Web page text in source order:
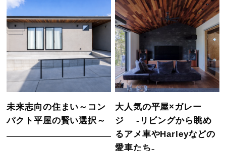
未来志向の住まい～コン
パクト平屋の賢い選択～
大人気の平屋×ガレー
ジ -リビングから眺め
るアメ車やHarleyなどの
愛車たち₋